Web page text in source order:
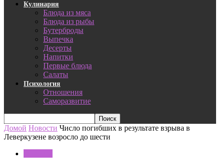
Кулинария
Блюда из мяса
Блюда из рыбы
Бутерброды
Выпечка
Десерты
Напитки
Первые блюда
Салаты
Психология
Отношения
Саморазвитие
Домой Новости Число погибших в результате взрыва в
Леверкузене возросло до шести